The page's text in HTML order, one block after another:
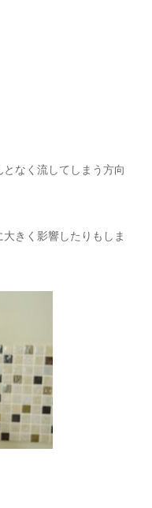
なく流してしまう方向
きく影響したりもしま